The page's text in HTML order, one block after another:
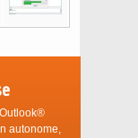
autonome,